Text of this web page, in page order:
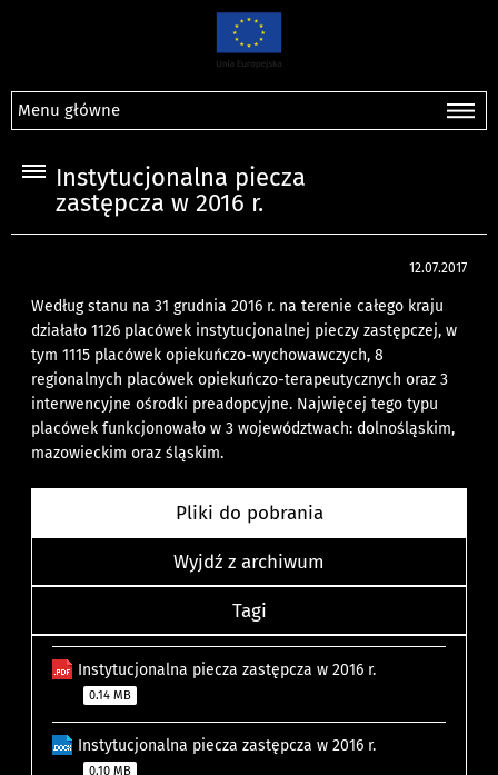
Menu główne
Instytucjonalna piecza
zastępcza w 2016 r.
12.07.2017
Według stanu na 31 grudnia 2016 r. na terenie całego kraju
działało 1126 placówek instytucjonalnej pieczy zastępczej, w
tym 1115 placówek opiekuńczo-wychowawczych, 8
regionalnych placówek opiekuńczo-terapeutycznych oraz 3
interwencyjne ośrodki preadopcyjne. Najwięcej tego typu
placówek funkcjonowało w 3 województwach: dolnośląskim,
mazowieckim oraz śląskim.
Pliki do pobrania
Wyjdź z archiwum
Tagi
Instytucjonalna piecza zastępcza w 2016 r.
0.14 MB
Instytucjonalna piecza zastępcza w 2016 r.
0.10 MB